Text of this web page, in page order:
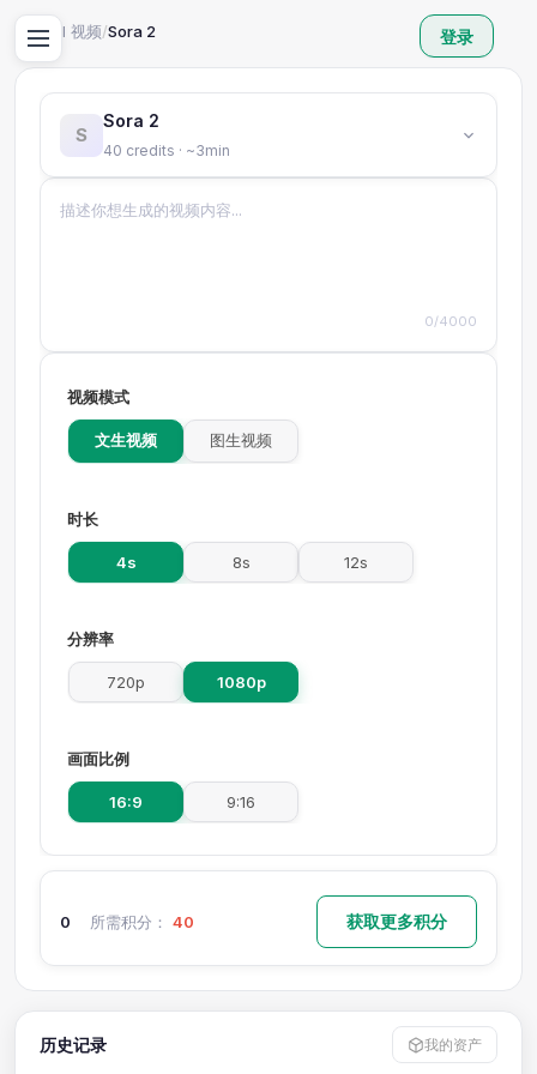
首页/ AI 视频/Sora 2
S
Sora 2
40 credits · ~3min
0/4000
视频模式
文生视频 图生视频
时长
4s 8s 12s
分辨率
720p 1080p
画面比例
16:9 9:16
0 所需积分： 40 获取更多积分
历史记录 我的资产
登录